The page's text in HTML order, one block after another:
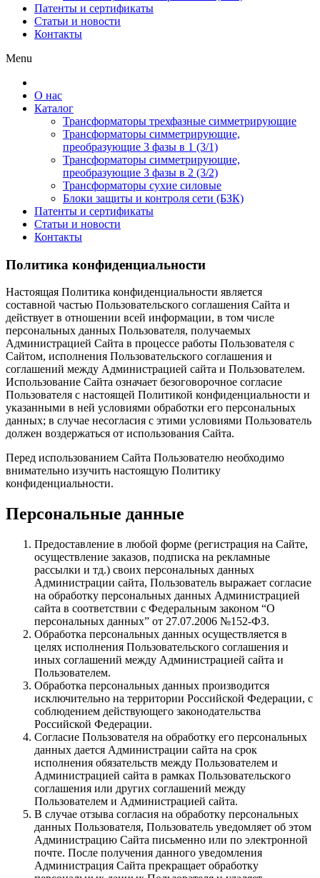
Патенты и сертификаты
Статьи и новости
Контакты
Menu
О нас
Каталог
Трансформаторы трехфазные симметрирующие
Трансформаторы симметрирующие,
преобразующие 3 фазы в 1 (3/1)
Трансформаторы симметрирующие,
преобразующие 3 фазы в 2 (3/2)
Трансформаторы сухие силовые
Блоки защиты и контроля сети (БЗК)
Патенты и сертификаты
Статьи и новости
Контакты
Политика конфиденциальности
Настоящая Политика конфиденциальности является
составной частью Пользовательского соглашения Сайта и
действует в отношении всей информации, в том числе
персональных данных Пользователя, получаемых
Администрацией Сайта в процессе работы Пользователя с
Сайтом, исполнения Пользовательского соглашения и
соглашений между Администрацией сайта и Пользователем.
Использование Сайта означает безоговорочное согласие
Пользователя с настоящей Политикой конфиденциальности и
указанными в ней условиями обработки его персональных
данных; в случае несогласия с этими условиями Пользователь
должен воздержаться от использования Сайта.
Перед использованием Сайта Пользователю необходимо
внимательно изучить настоящую Политику
конфиденциальности.
Персональные данные
Предоставление в любой форме (регистрация на Сайте,
осуществление заказов, подписка на рекламные
рассылки и тд.) своих персональных данных
Администрации сайта, Пользователь выражает согласие
на обработку персональных данных Администрацией
сайта в соответствии с Федеральным законом “О
персональных данных” от 27.07.2006 №152-ФЗ.
Обработка персональных данных осуществляется в
целях исполнения Пользовательского соглашения и
иных соглашений между Администрацией сайта и
Пользователем.
Обработка персональных данных производится
исключительно на территории Российской Федерации, с
соблюдением действующего законодательства
Российской Федерации.
Согласие Пользователя на обработку его персональных
данных дается Администрации сайта на срок
исполнения обязательств между Пользователем и
Администрацией сайта в рамках Пользовательского
соглашения или других соглашений между
Пользователем и Администрацией сайта.
В случае отзыва согласия на обработку персональных
данных Пользователя, Пользователь уведомляет об этом
Администрацию Сайта письменно или по электронной
почте. После получения данного уведомления
Администрация Сайта прекращает обработку